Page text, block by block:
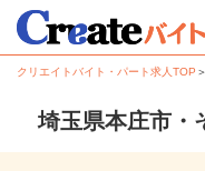
クリエイトバイト・パート求人TOP ＞
埼玉県本庄市・